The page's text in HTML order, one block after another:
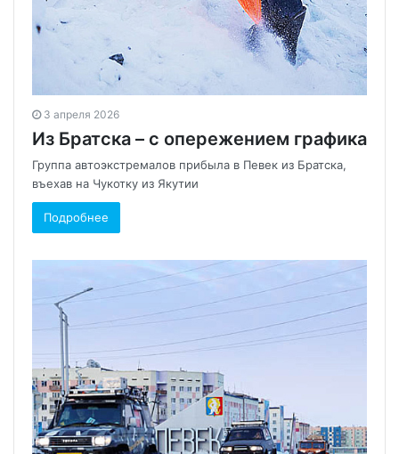
3 апреля 2026
Из Братска – с опережением графика
Группа автоэкстремалов прибыла в Певек из Братска,
въехав на Чукотку из Якутии
Подробнее